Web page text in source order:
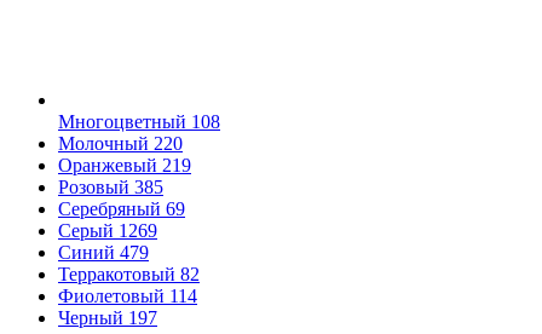
Многоцветный 108
Молочный 220
Оранжевый 219
Розовый 385
Серебряный 69
Серый 1269
Синий 479
Терракотовый 82
Фиолетовый 114
Черный 197